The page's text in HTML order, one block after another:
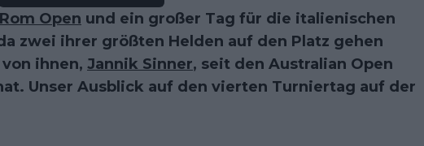
Rom Open und ein großer Tag für die italienischen
zwei ihrer größten Helden auf den Platz gehen
ihnen, Jannik Sinner, seit den Australian Open
Unser Ausblick auf den vierten Turniertag auf der